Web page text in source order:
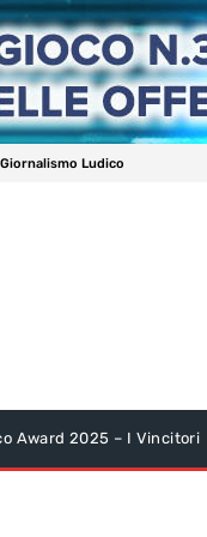
Ludico
Award 2025 – I Vincitori